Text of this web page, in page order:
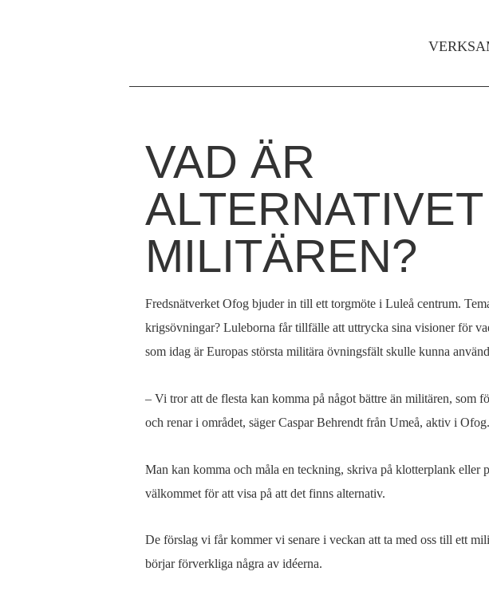
Du
är
här
Hem
För
media
›
Pressmeddelanden
VAD ÄR
MILITÄREN?
Fredsnätverket Ofog bjuder in till ett torgmöte i Luleå centrum.
krigsövningar? Luleborna får tillfälle att uttrycka sina visioner för
som idag är Europas största militära övningsfält skulle kunna
– Vi tror att de flesta kan komma på något bättre än militären, som
och renar i området, säger Caspar Behrendt från Umeå, aktiv i Ofog.
Man kan komma och måla en teckning, skriva på klotterplank eller
välkommet för att visa på att det finns alternativ.
De förslag vi får kommer vi senare i veckan att ta med oss till ett
börjar förverkliga några av idéerna.